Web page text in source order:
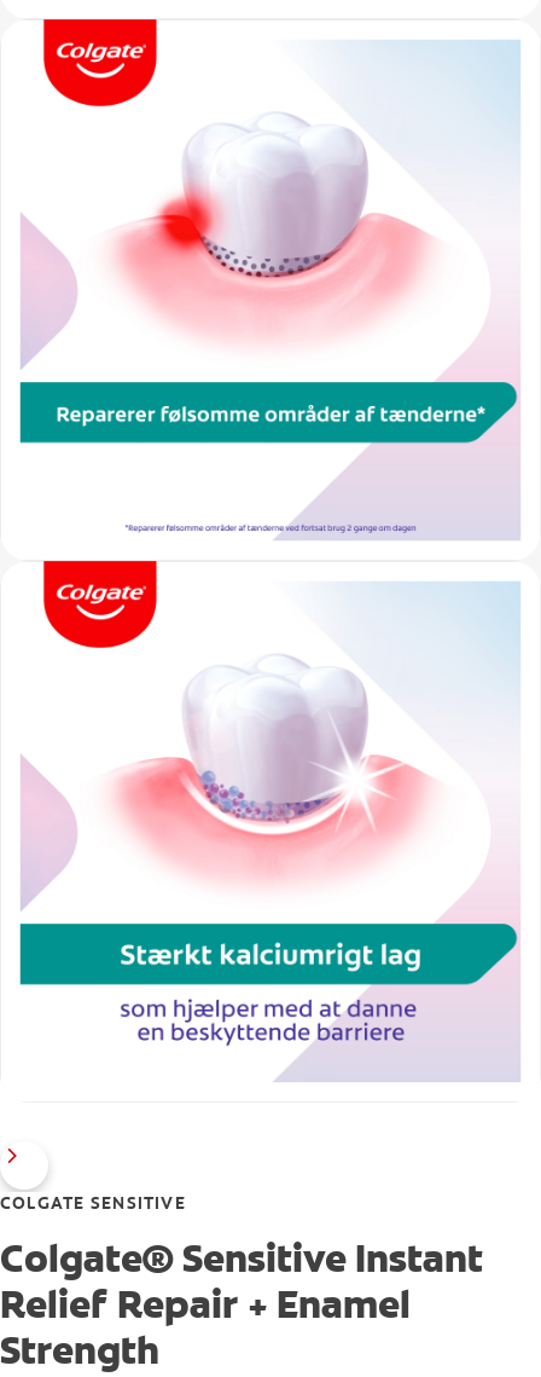
COLGATE SENSITIVE
Colgate® Sensitive Instant
Relief Repair + Enamel
Strength